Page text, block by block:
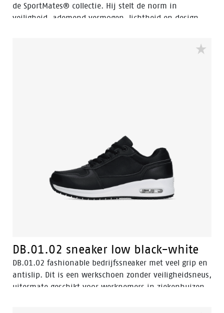
de SportMates® collectie. Hij stelt de norm in
veiligheid, ademend vermogen, lichtheid en design,
schokabsorptie. In combinatie met een voetbed van
DB.01.02 sneaker low black-white
DB.01.02 fashionable bedrijfssneaker met veel grip en
antislip. Dit is een werkschoen zonder veiligheidsneus,
uitermate geschikt voor werknemers in ziekenhuizen,